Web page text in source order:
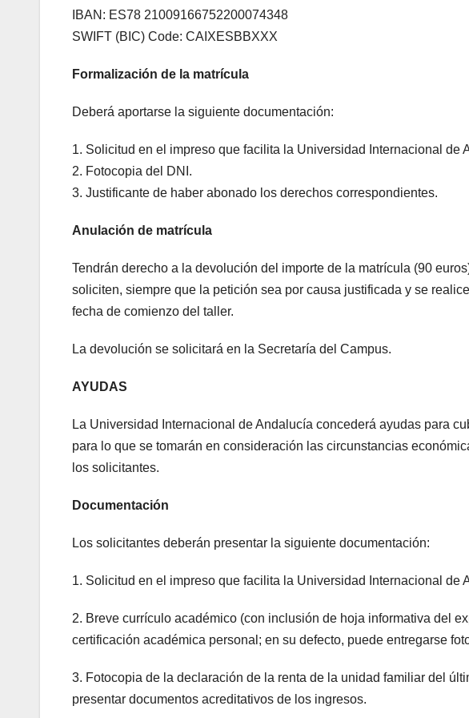
IBAN: ES78 21009166752200074348
SWIFT (BIC) Code: CAIXESBBXXX
Formalización de la matrícula
Deberá aportarse la siguiente documentación:
1. Solicitud en el impreso que facilita la Universidad Internacional de
2. Fotocopia del DNI.
3. Justificante de haber abonado los derechos correspondientes.
Anulación de matrícula
Tendrán derecho a la devolución del importe de la matrícula (90
soliciten, siempre que la petición sea por causa justificada y se
fecha de comienzo del taller.
La devolución se solicitará en la Secretaría del Campus.
AYUDAS
La Universidad Internacional de Andalucía concederá ayudas para
para lo que se tomarán en consideración las circunstancias
los solicitantes.
Documentación
Los solicitantes deberán presentar la siguiente documentación:
1. Solicitud en el impreso que facilita la Universidad Internacional de
2. Breve currículo académico (con inclusión de hoja informativa del
certificación académica personal; en su defecto, puede entregarse
3. Fotocopia de la declaración de la renta de la unidad familiar del
presentar documentos acreditativos de los ingresos.